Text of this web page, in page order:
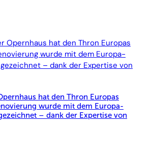
hat den Thron Europas
wurde mit dem Europa-
– dank der Expertise von